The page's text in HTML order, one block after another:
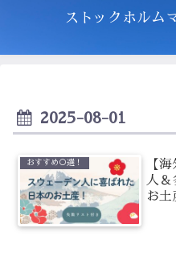
ストックホルム
2025-08-01
おすすめ○選！
【
人＆
お土